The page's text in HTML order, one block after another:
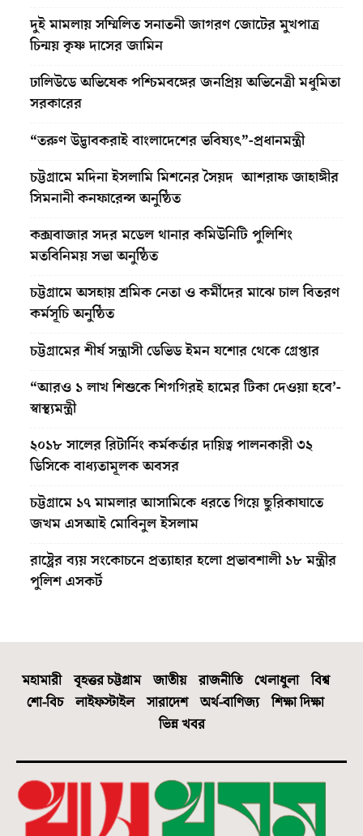
দুই মামলায় সম্মিলিত সনাতনী জাগরণ জোটের মুখপাত্র
চিন্ময় কৃষ্ণ দাসের জামিন
ঢালিউডে অভিষেক পশ্চিমবঙ্গের জনপ্রিয় অভিনেত্রী মধুমিতা
সরকারের
“তরুণ উদ্ভাবকরাই বাংলাদেশের ভবিষ্যৎ”-প্রধানমন্ত্রী
চট্টগ্রামে মদিনা ইসলামি মিশনের সৈয়দ আশরাফ জাহাঙ্গীর
সিমনানী কনফারেন্স অনুষ্ঠিত
কক্সবাজার সদর মডেল থানার কমিউনিটি পুলিশিং
মতবিনিময় সভা অনুষ্ঠিত
চট্টগ্রামে অসহায় শ্রমিক নেতা ও কর্মীদের মাঝে চাল বিতরণ
কর্মসূচি অনুষ্ঠিত
চট্টগ্রামের শীর্ষ সন্ত্রাসী ডেভিড ইমন যশোর থেকে গ্রেপ্তার
“আরও ১ লাখ শিশুকে শিগগিরই হামের টিকা দেওয়া হবে’-
স্বাস্থ্যমন্ত্রী
২০১৮ সালের রিটার্নিং কর্মকর্তার দায়িত্ব পালনকারী ৩২
ডিসিকে বাধ্যতামূলক অবসর
চট্টগ্রামে ১৭ মামলার আসামিকে ধরতে গিয়ে ছুরিকাঘাতে
জখম এসআই মোবিনুল ইসলাম
রাষ্ট্রের ব্যয় সংকোচনে প্রত্যাহার হলো প্রভাবশালী ১৮ মন্ত্রীর
পুলিশ এসকর্ট
মহামারী বৃহত্তর চট্টগ্রাম জাতীয় রাজনীতি খেলাধুলা
বিশ্ব
শো-বিচ
লাইফস্টাইল সারাদেশ অর্থ-বাণিজ্য
শিক্ষা দিক্ষা
ভিন্ন খবর